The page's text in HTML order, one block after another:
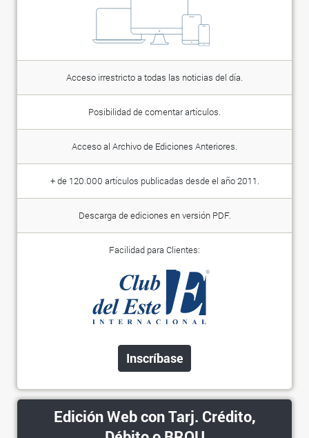
Acceso irrestricto a todas las noticias del día.
Posibilidad de comentar artículos.
Acceso al Archivo de Ediciones Anteriores.
+ de 120.000 artículos publicadas desde el año 2011.
Descarga de ediciones en versión PDF.
Facilidad para Clientes:
Inscríbase
Edición Web con Tarj. Crédito,